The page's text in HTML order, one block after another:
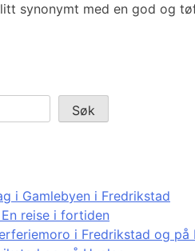
synonymt med en god og
Søk
i Gamlebyen i Fredrikstad
reise i fortiden
i Fredrikstad og på